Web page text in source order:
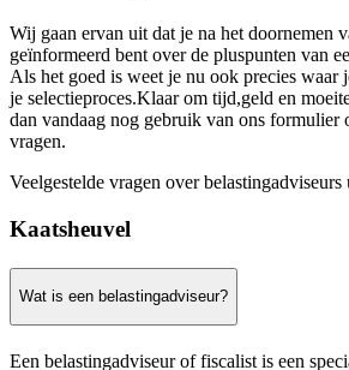
Wij gaan ervan uit dat je na het doornemen
geïnformeerd bent over de pluspunten van
Als het goed is weet je nu ook precies waar
je selectieproces.Klaar om tijd,geld en
dan vandaag nog gebruik van ons formulier
vragen.
Veelgestelde vragen over belastingadviseurs
Kaatsheuvel
Wat is een belastingadviseur?
Een belastingadviseur of fiscalist is een